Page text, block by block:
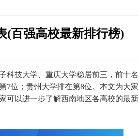
(百强高校最新排行榜)
技大学、重庆大学稳居前三，前十名
7位；贵州大学排在第8位。本文为大家
可以进一步了解西南地区各高校的最新